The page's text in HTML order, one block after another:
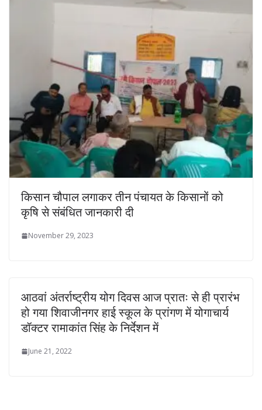
किसान चौपाल लगाकर तीन पंचायत के किसानों को
कृषि से संबंधित जानकारी दी
November 29, 2023
आठवां अंतर्राष्ट्रीय योग दिवस आज प्रातः से ही प्रारंभ
हो गया शिवाजीनगर हाई स्कूल के प्रांगण में योगाचार्य
डॉक्टर रामाकांत सिंह के निर्देशन में
June 21, 2022